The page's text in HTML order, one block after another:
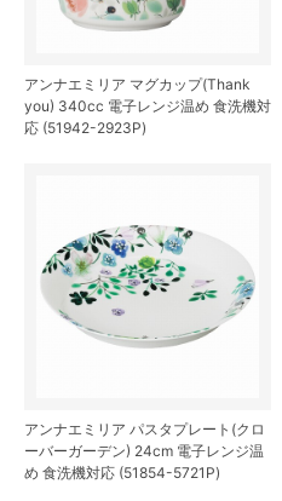
アンナエミリア マグカップ(Thank
you) 340cc 電子レンジ温め 食洗機対
応 (51942-2923P)
アンナエミリア パスタプレート(クロ
ーバーガーデン) 24cm 電子レンジ温
め 食洗機対応 (51854-5721P)